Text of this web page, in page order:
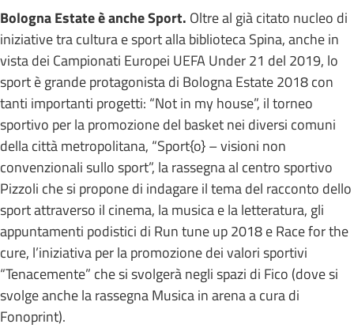
Bologna Estate è anche Sport. Oltre al già citato nucleo di
iniziative tra cultura e sport alla biblioteca Spina, anche in
vista dei Campionati Europei UEFA Under 21 del 2019, lo
sport è grande protagonista di Bologna Estate 2018 con
tanti importanti progetti: “Not in my house”, il torneo
sportivo per la promozione del basket nei diversi comuni
della città metropolitana, “Sport{o} – visioni non
convenzionali sullo sport”, la rassegna al centro sportivo
Pizzoli che si propone di indagare il tema del racconto dello
sport attraverso il cinema, la musica e la letteratura, gli
appuntamenti podistici di Run tune up 2018 e Race for the
cure, l’iniziativa per la promozione dei valori sportivi
“Tenacemente” che si svolgerà negli spazi di Fico (dove si
svolge anche la rassegna Musica in arena a cura di
Fonoprint).